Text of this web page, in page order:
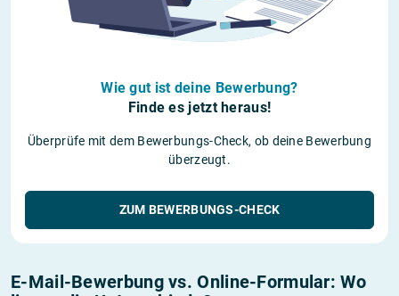
Wie gut ist deine Bewerbung?
Finde es jetzt heraus!
Überprüfe mit dem Bewerbungs-Check, ob deine Bewerbung
überzeugt.
ZUM BEWERBUNGS-CHECK
E-Mail-Bewerbung vs. Online-Formular: Wo